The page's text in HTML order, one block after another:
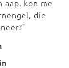
aap, kon me
die